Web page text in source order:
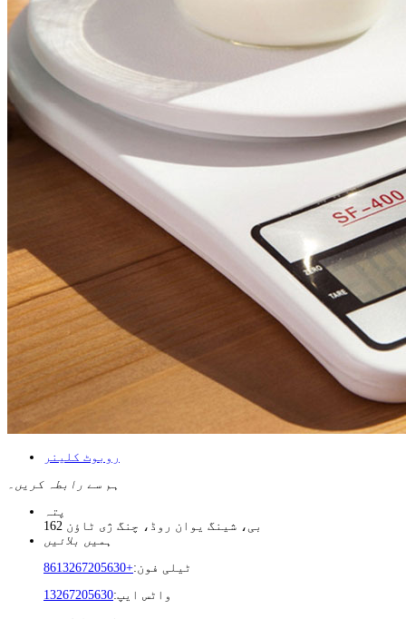
روبوٹ کلینر
ہم سے رابطہ کریں۔
پتہ
162 بی، شینگ یوان روڈ، چنگ ژی ٹاؤن
ہمیں بلائیں
ٹیلی فون:+8613267205630
واٹس ایپ:13267205630